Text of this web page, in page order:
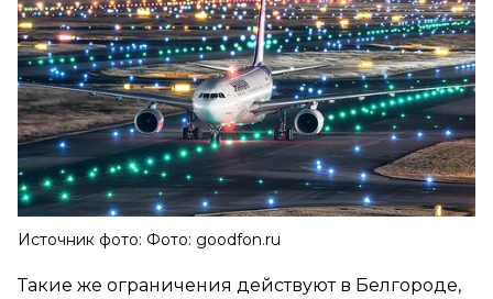
Источник фото: Фото: goodfon.ru
Такие же ограничения действуют в Белгороде,